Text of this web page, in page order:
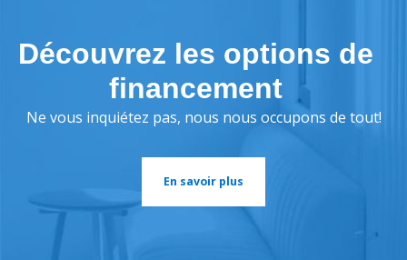
Découvrez les options de
financement
Ne vous inquiétez pas, nous nous occupons de tout!
En savoir plus